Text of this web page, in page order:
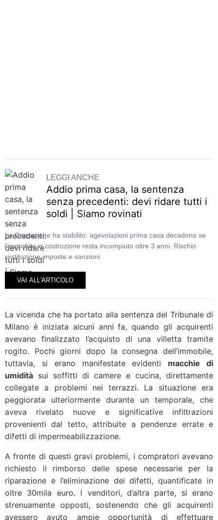
LEGGI ANCHE
Addio prima casa, la sentenza
senza precedenti: devi ridare tutti i
soldi | Siamo rovinati
La Cassazione ha stabilito: agevolazioni prima casa decadono se
l'immobile in costruzione resta incompiuto oltre 3 anni. Rischio
restituzione imposte e sanzioni.
VAI ALL'ARTICOLO
La vicenda che ha portato alla sentenza del Tribunale di
Milano è iniziata alcuni anni fa, quando gli acquirenti
avevano finalizzato l’acquisto di una villetta tramite
rogito. Pochi giorni dopo la consegna dell’immobile,
tuttavia, si erano manifestate evidenti macchie di
umidità sui soffitti di camere e cucina, direttamente
collegate a problemi nei terrazzi. La situazione era
peggiorata ulteriormente durante un temporale, che
aveva rivelato nuove e significative infiltrazioni
provenienti dal tetto, attribuite a pendenze errate e
difetti di impermeabilizzazione.
A fronte di questi gravi problemi, i compratori avevano
richiesto il rimborso delle spese necessarie per la
riparazione e l’eliminazione dei difetti, quantificate in
oltre 30mila euro. I venditori, d’altra parte, si erano
strenuamente opposti, sostenendo che gli acquirenti
avessero avuto ampie opportunità di effettuare